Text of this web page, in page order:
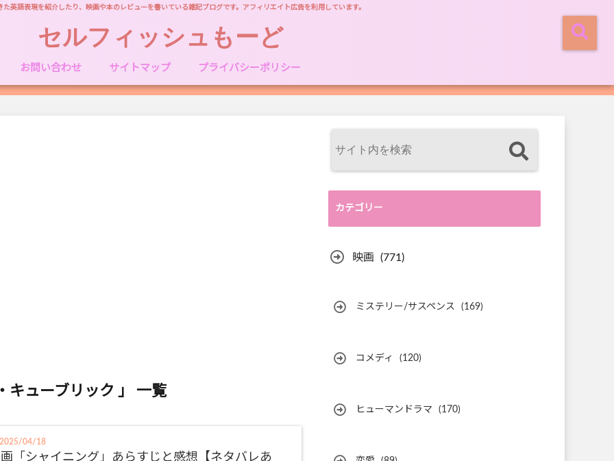
た英語表現を紹介したり、映画や本のレビューを書いている雑記ブログです。アフィリエイト広告を利用しています。
セルフィッシュもーど
お問い合わせ サイトマップ プライバシーポリシー
キューブリック 」 一覧
04/18
「シャイニング」あらすじと感想【ネタバレあ
カテゴリー
映画 (771)
ミステリー/サスペンス (169)
コメディ (120)
ヒューマンドラマ (170)